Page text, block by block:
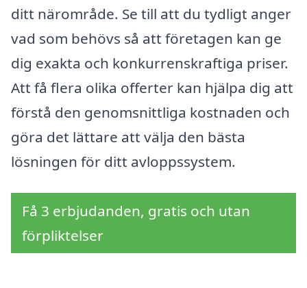
ditt närområde. Se till att du tydligt anger
vad som behövs så att företagen kan ge
dig exakta och konkurrenskraftiga priser.
Att få flera olika offerter kan hjälpa dig att
förstå den genomsnittliga kostnaden och
göra det lättare att välja den bästa
lösningen för ditt avloppssystem.
Få 3 erbjudanden, gratis och utan
förpliktelser